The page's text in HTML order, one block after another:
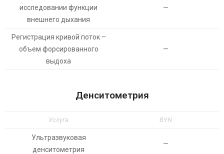
исследовании функции
внешнего дыхания
—
Регистрация кривой поток –
объем форсированного
выдоха
—
Денситометрия
Услуга BYN
Ультразвуковая
денситометрия
—